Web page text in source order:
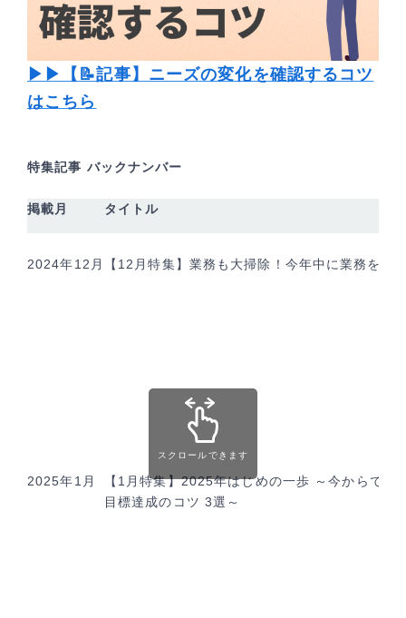
▶▶【📝記事】ニーズの変化を確認するコツ
はこちら
特集記事 バックナンバー
掲載月 タイトル
2024年12月 【12月特集】業務も大掃除！今年中に業務を整
2025年1月
【1月特集】2025年はじめの一歩 ～今からでも
目標達成のコツ 3選～
スクロールできます